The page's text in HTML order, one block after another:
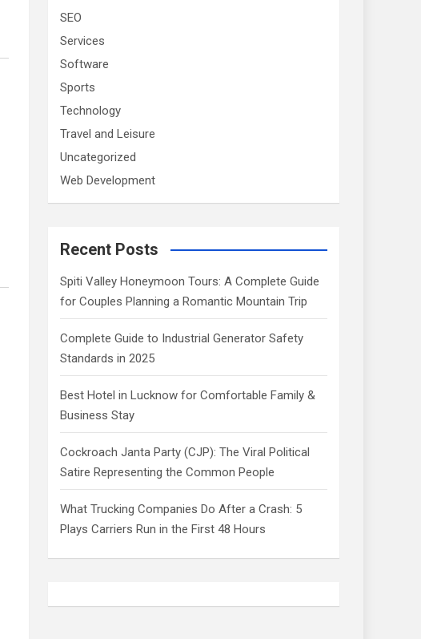
SEO
Services
Software
Sports
Technology
Travel and Leisure
Uncategorized
Web Development
Recent Posts
Spiti Valley Honeymoon Tours: A Complete Guide
for Couples Planning a Romantic Mountain Trip
Complete Guide to Industrial Generator Safety
Standards in 2025
Best Hotel in Lucknow for Comfortable Family &
Business Stay
Cockroach Janta Party (CJP): The Viral Political
Satire Representing the Common People
What Trucking Companies Do After a Crash: 5
Plays Carriers Run in the First 48 Hours